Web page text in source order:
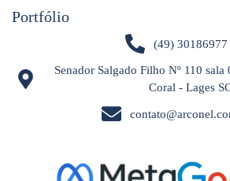
Portfólio
(49) 30186977
Senador Salgado Filho Nº 110
Coral - Lages